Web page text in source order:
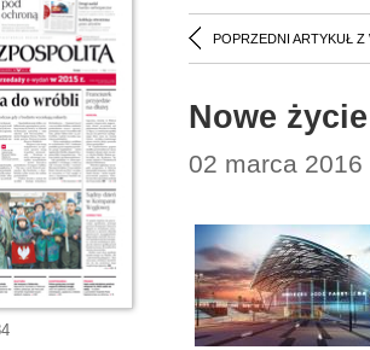
POPRZEDNI ARTYKUŁ Z
Nowe
02 marca